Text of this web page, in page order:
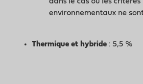
environnementaux ne
Thermique et hybride : 5,5 %